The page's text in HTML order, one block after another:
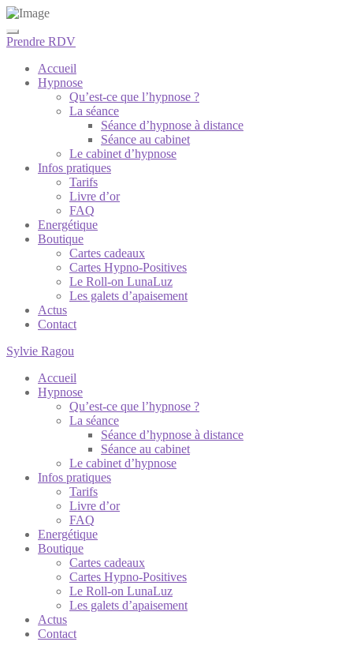
Prendre RDV
Accueil
Hypnose
Qu’est-ce que l’hypnose ?
La séance
Séance d’hypnose à distance
Séance au cabinet
Le cabinet d’hypnose
Infos pratiques
Tarifs
Livre d’or
FAQ
Energétique
Boutique
Cartes cadeaux
Cartes Hypno-Positives
Le Roll-on LunaLuz
Les galets d’apaisement
Actus
Contact
Sylvie Ragou
Accueil
Hypnose
Qu’est-ce que l’hypnose ?
La séance
Séance d’hypnose à distance
Séance au cabinet
Le cabinet d’hypnose
Infos pratiques
Tarifs
Livre d’or
FAQ
Energétique
Boutique
Cartes cadeaux
Cartes Hypno-Positives
Le Roll-on LunaLuz
Les galets d’apaisement
Actus
Contact